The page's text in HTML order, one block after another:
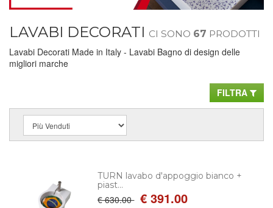
LAVABI DECORATI CI SONO 67 PRODOTTI
Lavabi Decorati Made in Italy - Lavabi Bagno di design delle
migliori marche
FILTRA
TURN lavabo d'appoggio bianco +
piast...
€ 630.00 € 391.00